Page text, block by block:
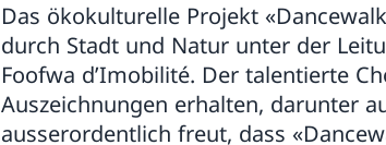
Das ökokulturelle Projekt
durch Stadt und Natur unter der
Foofwa d’Imobilité. Der talentierte
Auszeichnungen erhalten, darunter
ausserordentlich freut, dass